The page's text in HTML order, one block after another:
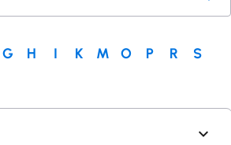
G H I K M O P R
S